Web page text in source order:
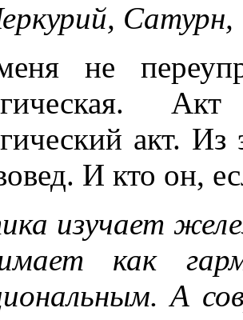
Сатурн,
не
акт.
И кто он,
изучает
как
А